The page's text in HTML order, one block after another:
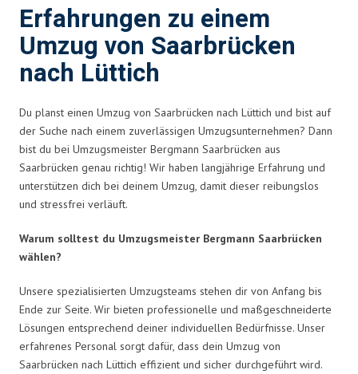
Erfahrungen zu einem
Umzug von Saarbrücken
nach Lüttich
Du planst einen Umzug von Saarbrücken nach Lüttich und bist auf
der Suche nach einem zuverlässigen Umzugsunternehmen? Dann
bist du bei Umzugsmeister Bergmann Saarbrücken aus
Saarbrücken genau richtig! Wir haben langjährige Erfahrung und
unterstützen dich bei deinem Umzug, damit dieser reibungslos
und stressfrei verläuft.
Warum solltest du Umzugsmeister Bergmann Saarbrücken
wählen?
Unsere spezialisierten Umzugsteams stehen dir von Anfang bis
Ende zur Seite. Wir bieten professionelle und maßgeschneiderte
Lösungen entsprechend deiner individuellen Bedürfnisse. Unser
erfahrenes Personal sorgt dafür, dass dein Umzug von
Saarbrücken nach Lüttich effizient und sicher durchgeführt wird.